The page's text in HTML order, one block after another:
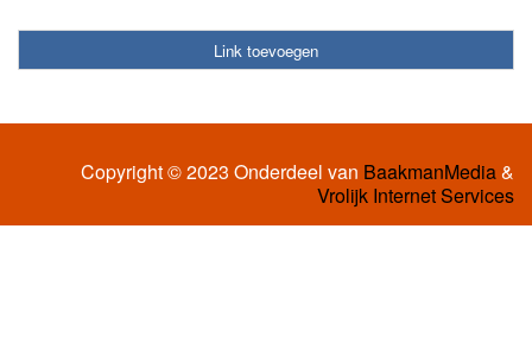
Link toevoegen
Copyright © 2023 Onderdeel van BaakmanMedia&
Vrolijk Internet Services